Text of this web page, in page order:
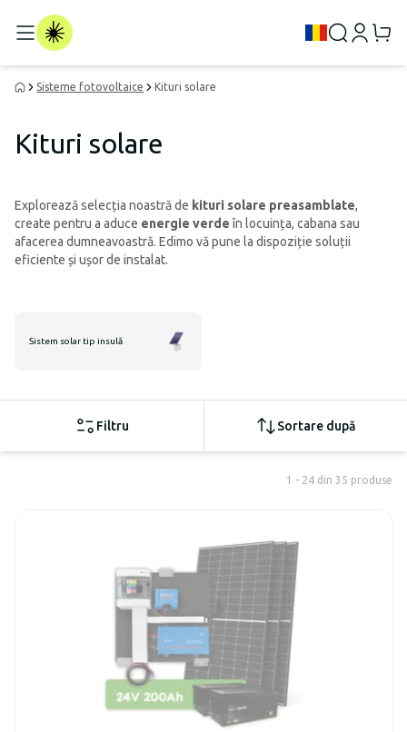
Sisteme fotovoltaice Kituri solare
Kituri solare
Explorează selecția noastră de kituri solare preasamblate,
create pentru a aduce energie verdeîn locuința, cabana sau
afacerea dumneavoastră. Edimo vă pune la dispoziție soluții
eficiente și ușor de instalat.
Sistem solar tip insulă
Filtru Sortare după
1 - 24 din 35 produse